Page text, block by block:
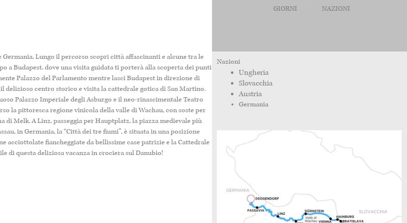
GIORNI NAZIONI
Lungo il percorso scopri città affascinanti e alcune tra le
a Budapest, dove una visita guidata ti porterà alla scoperta dei punti
Palazzo del Parlamento mentre lasci Budapest in direzione di
delizioso centro storico e visita la cattedrale gotica di San Martino.
Palazzo Imperiale degli Asburgo e il neo-rinascimentale Teatro
la pittoresca regione vinicola della valle di Wachau, con soste per
di Melk. A Linz, passeggia per Hauptplatz, la piazza medievale più
in Germania, la “Città dei tre fiumi”, è situata in una posizione
fiancheggiate da bellissime case patrizie e la Cattedrale
di questa deliziosa vacanza in crociera sul Danubio!
Nazioni
Ungheria
Slovacchia
Austria
Germania